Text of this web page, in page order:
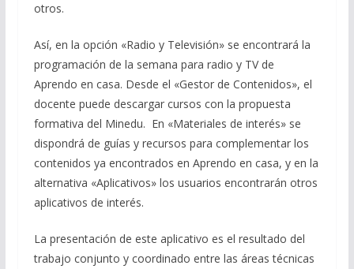
otros.
Así, en la opción «Radio y Televisión» se encontrará la
programación de la semana para radio y TV de
Aprendo en casa. Desde el «Gestor de Contenidos», el
docente puede descargar cursos con la propuesta
formativa del Minedu. En «Materiales de interés» se
dispondrá de guías y recursos para complementar los
contenidos ya encontrados en Aprendo en casa, y en la
alternativa «Aplicativos» los usuarios encontrarán otros
aplicativos de interés.
La presentación de este aplicativo es el resultado del
trabajo conjunto y coordinado entre las áreas técnicas